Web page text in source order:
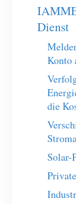
PV-
Forum
Über
Dienst
Konto
die
Solar-